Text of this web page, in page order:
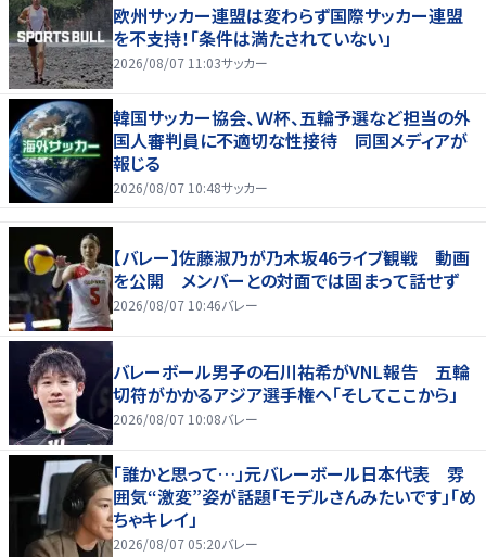
欧州サッカー連盟は変わらず国際サッカー連盟
を不支持！「条件は満たされていない」
2026/08/07 11:03サッカー
韓国サッカー協会、Ｗ杯、五輪予選など担当の外
国人審判員に不適切な性接待 同国メディアが
報じる
2026/08/07 10:48サッカー
【バレー】佐藤淑乃が乃木坂46ライブ観戦 動画
を公開 メンバーとの対面では固まって話せず
2026/08/07 10:46バレー
バレーボール男子の石川祐希がVNL報告 五輪
切符がかかるアジア選手権へ「そしてここから」
2026/08/07 10:08バレー
「誰かと思って…」元バレーボール日本代表 雰
囲気“激変”姿が話題「モデルさんみたいです」「め
ちゃキレイ」
2026/08/07 05:20バレー